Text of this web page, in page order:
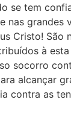
se tem
nas grandes
Cristo! São
à esta
socorro
alcançar
contra as